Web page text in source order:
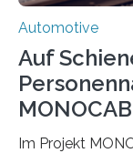
Automotive
Auf
MONOCAB
Im Projekt